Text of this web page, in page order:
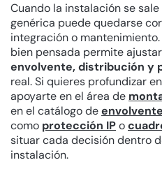
Cuando la instalación se
genérica puede quedarse
integración o
bien pensada permite ajustar
envolvente, distribución y
real. Si quieres profundizar
apoyarte en el área de
en el catálogo de
como protección IPo
situar cada decisión dentro
instalación.